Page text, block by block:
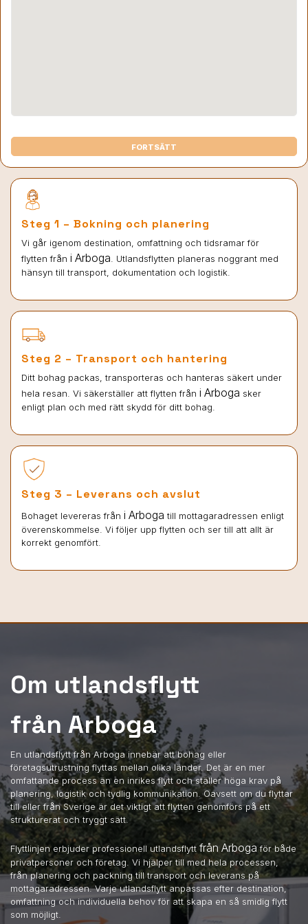
FORTSÄTT
Steg 1 – Bokning och planering
Vi går igenom destination, omfattning och tidsramar för
flytten från i Arboga . Utlandsflytten planeras noggrant med
hänsyn till transport, dokumentation och logistik.
Steg 2 – Transport och hantering
Ditt bohag packas, transporteras och hanteras säkert under
hela resan. Vi säkerställer att flytten från i Arboga sker
enligt plan och med rätt skydd för ditt bohag.
Steg 3 – Leverans och avslut
Bohaget levereras från i Arboga till mottagaradressen enligt
överenskommelse. Vi följer upp flytten och ser till att allt är
korrekt genomfört.
Om utlandsflytt
från Arboga
En utlandsflytt från Arboga innebär att bohag eller
företagsutrustning flyttas mellan olika länder. Det är en mer
omfattande process än en inrikes flytt och ställer höga krav på
planering, logistik och tydlig kommunikation. Oavsett om du flyttar
till eller från Sverige är det viktigt att flytten genomförs på ett
strukturerat och tryggt sätt.
Flyttlinjen erbjuder professionell utlandsflytt från Arbogaför både
privatpersoner och företag. Vi hjälper till med hela processen,
från planering och packning till transport och leverans på
mottagaradressen. Varje utlandsflytt anpassas efter destination,
omfattning och individuella behov för att skapa en så smidig flytt
som möjligt.